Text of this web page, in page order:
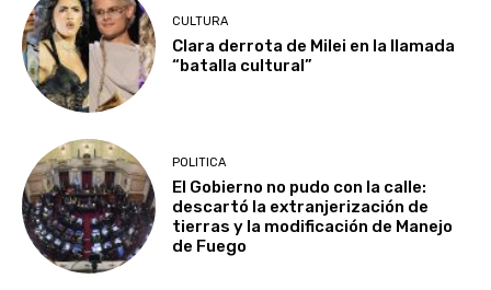
CULTURA
Clara derrota de Milei en la llamada
“batalla cultural”
POLITICA
El Gobierno no pudo con la calle:
descartó la extranjerización de
tierras y la modificación de Manejo
de Fuego